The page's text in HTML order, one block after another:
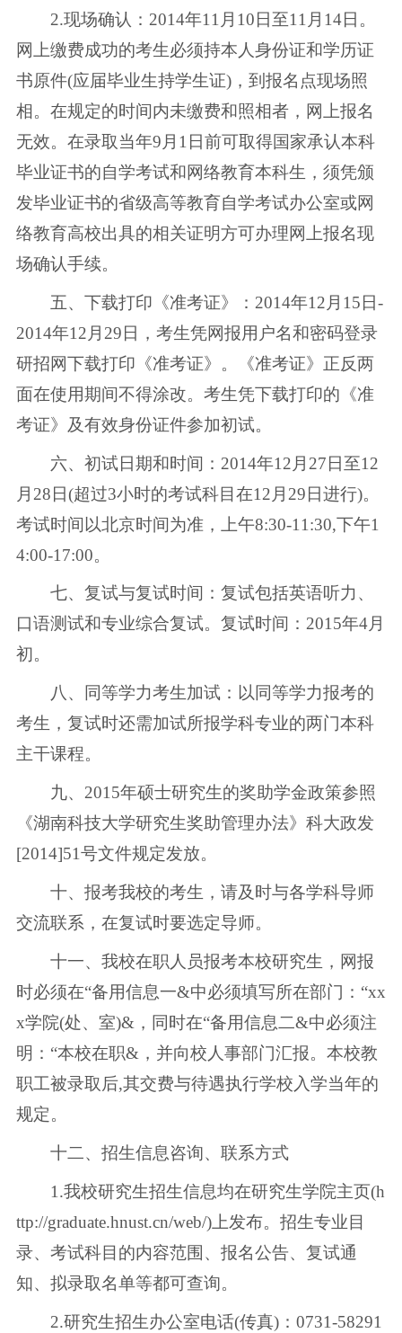
2.现场确认：2014年11月10日至11月14日。
网上缴费成功的考生必须持本人身份证和学历证
书原件(应届毕业生持学生证)，到报名点现场照
相。在规定的时间内未缴费和照相者，网上报名
无效。在录取当年9月1日前可取得国家承认本科
毕业证书的自学考试和网络教育本科生，须凭颁
发毕业证书的省级高等教育自学考试办公室或网
络教育高校出具的相关证明方可办理网上报名现
场确认手续。
五、下载打印《准考证》：2014年12月15日-
2014年12月29日，考生凭网报用户名和密码登录
研招网下载打印《准考证》。《准考证》正反两
面在使用期间不得涂改。考生凭下载打印的《准
考证》及有效身份证件参加初试。
六、初试日期和时间：2014年12月27日至12
月28日(超过3小时的考试科目在12月29日进行)。
考试时间以北京时间为准，上午8:30-11:30,下午1
4:00-17:00。
七、复试与复试时间：复试包括英语听力、
口语测试和专业综合复试。复试时间：2015年4月
初。
八、同等学力考生加试：以同等学力报考的
考生，复试时还需加试所报学科专业的两门本科
主干课程。
九、2015年硕士研究生的奖助学金政策参照
《湖南科技大学研究生奖助管理办法》科大政发
[2014]51号文件规定发放。
十、报考我校的考生，请及时与各学科导师
交流联系，在复试时要选定导师。
十一、我校在职人员报考本校研究生，网报
时必须在“备用信息一&中必须填写所在部门：“xx
x学院(处、室)&，同时在“备用信息二&中必须注
明：“本校在职&，并向校人事部门汇报。本校教
职工被录取后,其交费与待遇执行学校入学当年的
规定。
十二、招生信息咨询、联系方式
1.我校研究生招生信息均在研究生学院主页(h
ttp://graduate.hnust.cn/web/)上发布。招生专业目
录、考试科目的内容范围、报名公告、复试通
知、拟录取名单等都可查询。
2.研究生招生办公室电话(传真)：0731-58291